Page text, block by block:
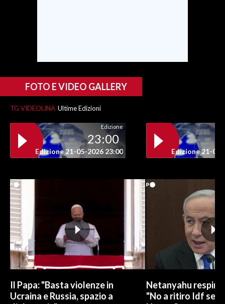
NECROLOGI
STORE
FOTO E VIDEO GALLERY
TG VIDEOLINA Ultime Edizioni
Edizione
23:00
Edizione 21-05-2026 23:00 Edizione 21-05-
Il Papa: "Basta violenze in
Ucraina e Russia, spazio a
Netanyahu
"No a ritiro Idf